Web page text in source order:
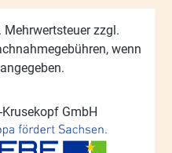
Mehrwertsteuer zzgl.
wenn
GmbH